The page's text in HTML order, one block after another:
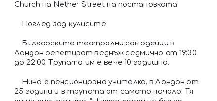
Church на Nether Street на постановката.
Поглед зад кулисите
Българските театрални самодейци в
Лондон репетират веднъж седмично от 19:30
до 22:00. Трупата им е вече 10 годишна.
Нина е пенсионирана учителка, в Лондон от
25 години и в трупата от самото начало. Тя